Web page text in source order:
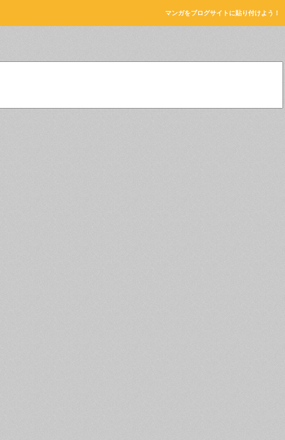
マンガをブログサイトに貼り付けよう！